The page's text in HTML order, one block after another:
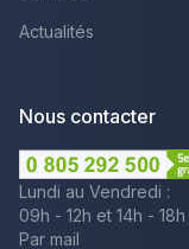
Actualités
Nous contacter
Lundi au Vendredi :
09h - 12h et 14h - 18h
Par mail